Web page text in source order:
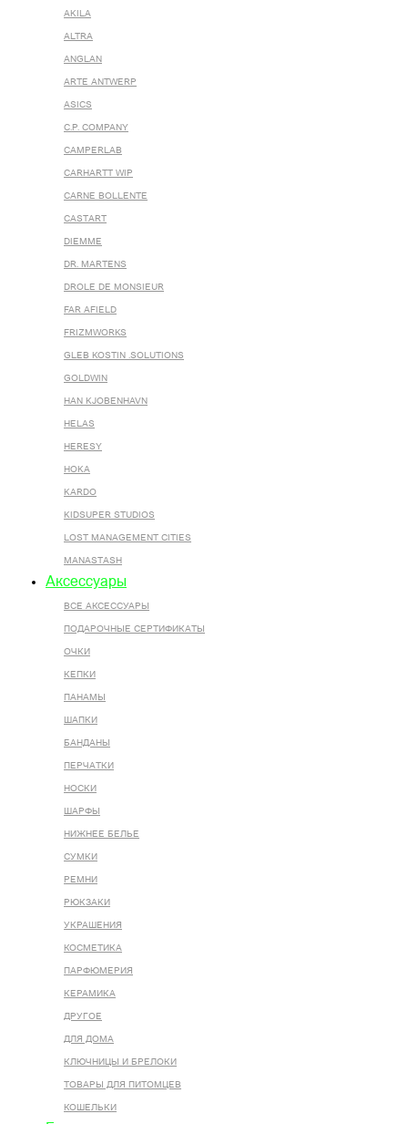
AKILA
ALTRA
ANGLAN
ARTE ANTWERP
ASICS
C.P. COMPANY
CAMPERLAB
CARHARTT WIP
CARNE BOLLENTE
CASTART
DIEMME
DR. MARTENS
DROLE DE MONSIEUR
FAR AFIELD
FRIZMWORKS
GLEB KOSTIN .SOLUTIONS
GOLDWIN
HAN KJOBENHAVN
HELAS
HERESY
HOKA
KARDO
KIDSUPER STUDIOS
LOST MANAGEMENT CITIES
MANASTASH
Аксессуары
ВСЕ AКСЕССУАРЫ
ПОДАРОЧНЫЕ СЕРТИФИКАТЫ
ОЧКИ
КЕПКИ
ПАНАМЫ
ШАПКИ
БАНДАНЫ
ПЕРЧАТКИ
НОСКИ
ШАРФЫ
НИЖНЕЕ БЕЛЬЕ
СУМКИ
РЕМНИ
РЮКЗАКИ
УКРАШЕНИЯ
КОСМЕТИКА
ПАРФЮМЕРИЯ
КЕРАМИКА
ДРУГОЕ
ДЛЯ ДОМА
КЛЮЧНИЦЫ И БРЕЛОКИ
ТОВАРЫ ДЛЯ ПИТОМЦЕВ
КОШЕЛЬКИ